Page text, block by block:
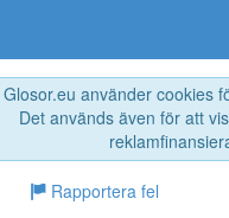
Glosor.eu använder cookies
Det används även för att
Rapportera fel